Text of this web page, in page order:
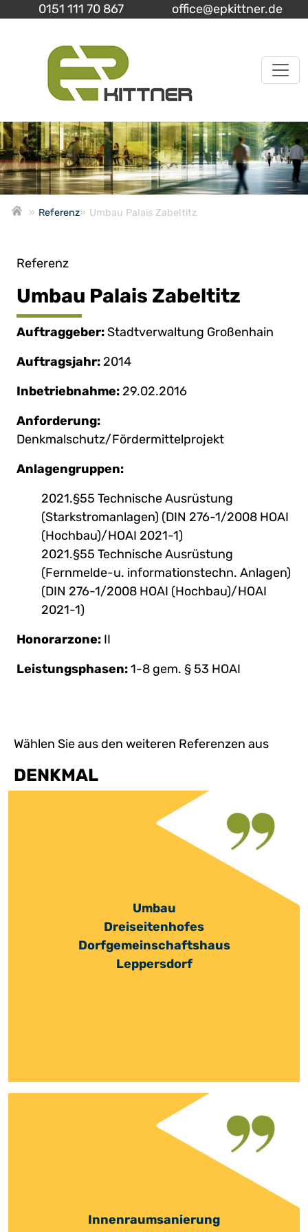
0151 111 70 867 office@epkittner.de
» Referenz» Umbau Palais Zabeltitz
Referenz
Umbau Palais Zabeltitz
Auftraggeber:Stadtverwaltung Großenhain
Auftragsjahr:2014
Inbetriebnahme:29.02.2016
Anforderung:
Denkmalschutz/Fördermittelprojekt
Anlagengruppen:
2021.§55 Technische Ausrüstung
(Starkstromanlagen) (DIN 276-1/2008 HOAI
(Hochbau)/HOAI 2021-1)
2021.§55 Technische Ausrüstung
(Fernmelde-u. informationstechn. Anlagen)
(DIN 276-1/2008 HOAI (Hochbau)/HOAI
2021-1)
Honorarzone: II
Leistungsphasen:1-8 gem. § 53 HOAI
Wählen Sie aus den weiteren Referenzen aus
DENKMAL
Umbau
Dreiseitenhofes
Dorfgemeinschaftshaus
Leppersdorf
Innenraumsanierung